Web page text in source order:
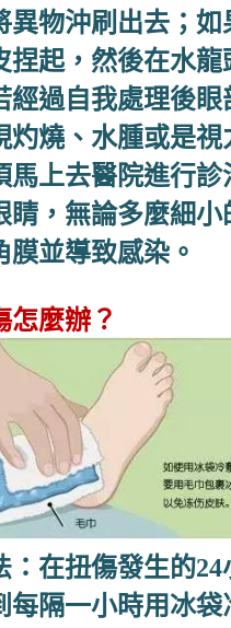
異物沖刷出去；如
捏起，然後在水龍
經過自我處理後眼
灼燒、水腫或是視
馬上去醫院進行診
睛，無論多麼細小
膜並導致感染。
怎麼辦？
：在扭傷發生的24
每隔一小時用冰袋